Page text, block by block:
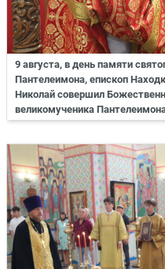
9 августа, в день памяти
Пантелеимона, епископ
Николай совершил
великомученика